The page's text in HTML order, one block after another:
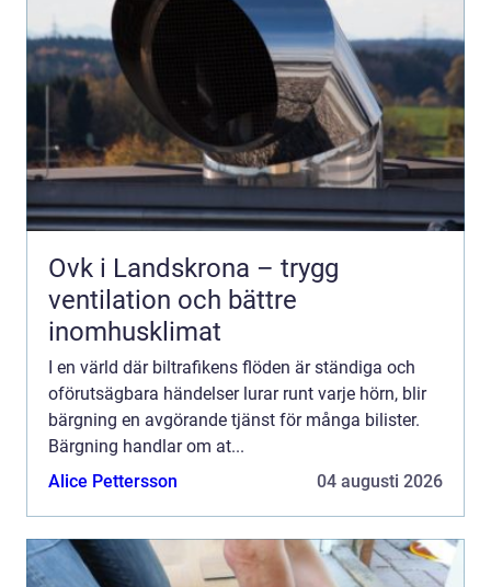
Ovk i Landskrona – trygg
ventilation och bättre
inomhusklimat
I en värld där biltrafikens flöden är ständiga och
oförutsägbara händelser lurar runt varje hörn, blir
bärgning en avgörande tjänst för många bilister.
Bärgning handlar om at...
Alice Pettersson
04 augusti 2026